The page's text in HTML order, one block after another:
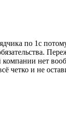
по 1с
компании нет
четко и не